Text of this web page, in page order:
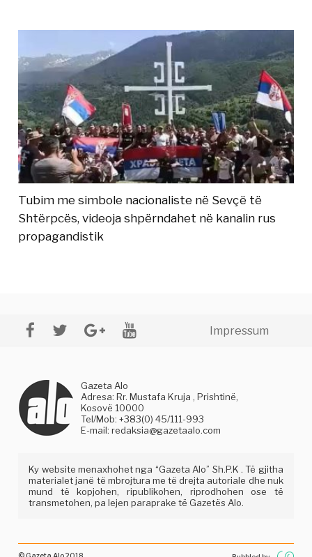
Tubim me simbole nacionaliste në Sevçë të
Shtërpcës, videoja shpërndahet në kanalin rus
propagandistik
Impressum
Gazeta Alo
Adresa: Rr. Mustafa Kruja , Prishtinë,
Kosovë 10000
Tel/Mob: +383(0) 45/111-993
E-mail:redaksia@gazetaalo.com
Ky website menaxhohet nga “Gazeta Alo” Sh.P.K . Të gjitha
materialet janë të mbrojtura me të drejta autoriale dhe nuk
mund të kopjohen, ripublikohen, riprodhohen ose të
transmetohen, pa lejen paraprake të Gazetës Alo.